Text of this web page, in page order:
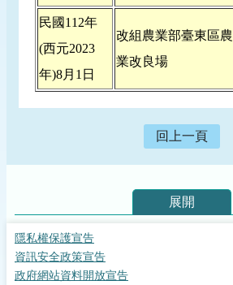
民國112年
(西元2023
年)8月1日
改組農業部臺東區農
業改良場
回上一頁
展開
隱私權保護宣告
資訊安全政策宣告
政府網站資料開放宣告